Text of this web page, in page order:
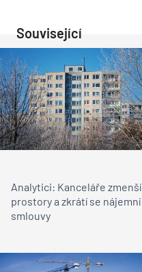
Související
Analytici: Kanceláře zmenší
prostory a zkrátí se nájemní
smlouvy